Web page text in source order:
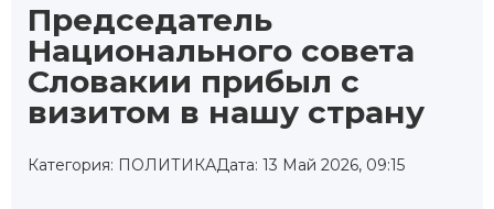
Председатель
Национального совета
Словакии прибыл с
визитом в нашу страну
Категория: ПОЛИТИКАДата: 13 Май 2026, 09:15